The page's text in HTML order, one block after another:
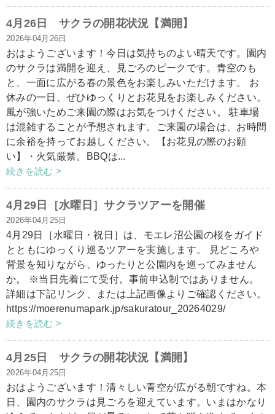
4月26日 サクラの開花状況【満開】
2026年04月26日
おはようございます！今日は気持ちのよい晴天です。園内
のサクラは満開を迎え、見ごろのピークです。青空のも
と、一面に広がる春の景色をお楽しみいただけます。 お
休みの一日、ぜひゆっくりとお花見をお楽しみください。
風が強いためご来園の際はお気をつけください。 駐車場
は混雑することが予想されます。ご来園の場合は、お時間
に余裕を持ってお越しください。【お花見の際のお願
い】・火気厳禁。BBQは...
続きを読む >
4月29日［水曜日］サクラツアーを開催
2026年04月25日
4月29日［水曜日・祝日］は、モエレ沼公園の桜をガイド
とともにゆっくり巡るツアーを実施します。 見どころや
背景を知りながら、ゆったりと公園内を巡ってみません
か。 ※当日先着にて受付。事前申込制ではありません。
詳細は下記リンク、または上記画像よりご確認ください。
https://moerenumapark.jp/sakuratour_20264029/
続きを読む >
4月25日 サクラの開花状況【満開】
2026年04月25日
おはようございます！清々しい青空が広がる朝ですね。本
日、園内のサクラは見ごろを迎えています。いまはかなり